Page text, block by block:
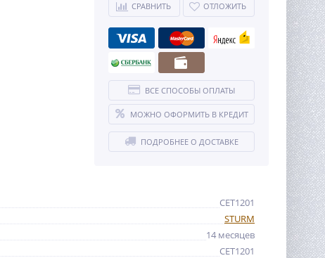
СРАВНИТЬ ОТЛОЖИТЬ
ВСЕ СПОСОБЫ ОПЛАТЫ
МОЖНО ОФОРМИТЬ В КРЕДИТ
ПОДРОБНЕЕ О ДОСТАВКЕ
CET1201
STURM
14 месяцев
CET1201